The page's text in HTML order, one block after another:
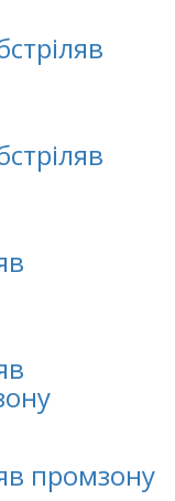
промзону